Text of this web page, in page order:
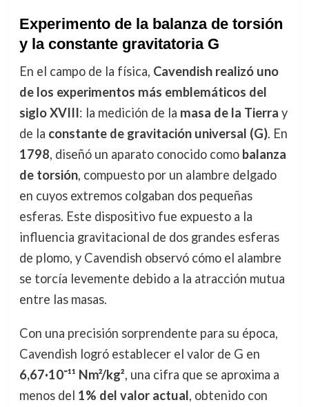
Experimento de la balanza de torsión
y la constante gravitatoria G
En el campo de la física, Cavendish realizó uno
de los experimentos más emblemáticos del
siglo XVIII: la medición de la masa de la Tierra y
de la constante de gravitación universal (G). En
1798, diseñó un aparato conocido como balanza
de torsión, compuesto por un alambre delgado
en cuyos extremos colgaban dos pequeñas
esferas. Este dispositivo fue expuesto a la
influencia gravitacional de dos grandes esferas
de plomo, y Cavendish observó cómo el alambre
se torcía levemente debido a la atracción mutua
entre las masas.
Con una precisión sorprendente para su época,
Cavendish logró establecer el valor de G en
6,67·10⁻¹¹ Nm²/kg², una cifra que se aproxima a
menos del 1% del valor actual, obtenido con